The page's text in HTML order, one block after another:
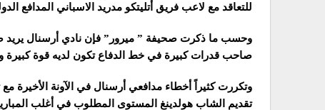
للتعاقد مع لاعب فريق أتليتكو مدريد الاسباني المدافع
وحسب ما ذكرت صحيفة ” ميرور” فإن نادي أرسنال يريد ضم
صاحب قدرات كبيرة في خط الدفاع تكون لديه قوة كبيرة
وتكررت كثيراً أخطاء مدافعي أرسنال في الآونة الأخيرة
تقديم الشاب هولدينغ المستوى المطلوب في أغلب